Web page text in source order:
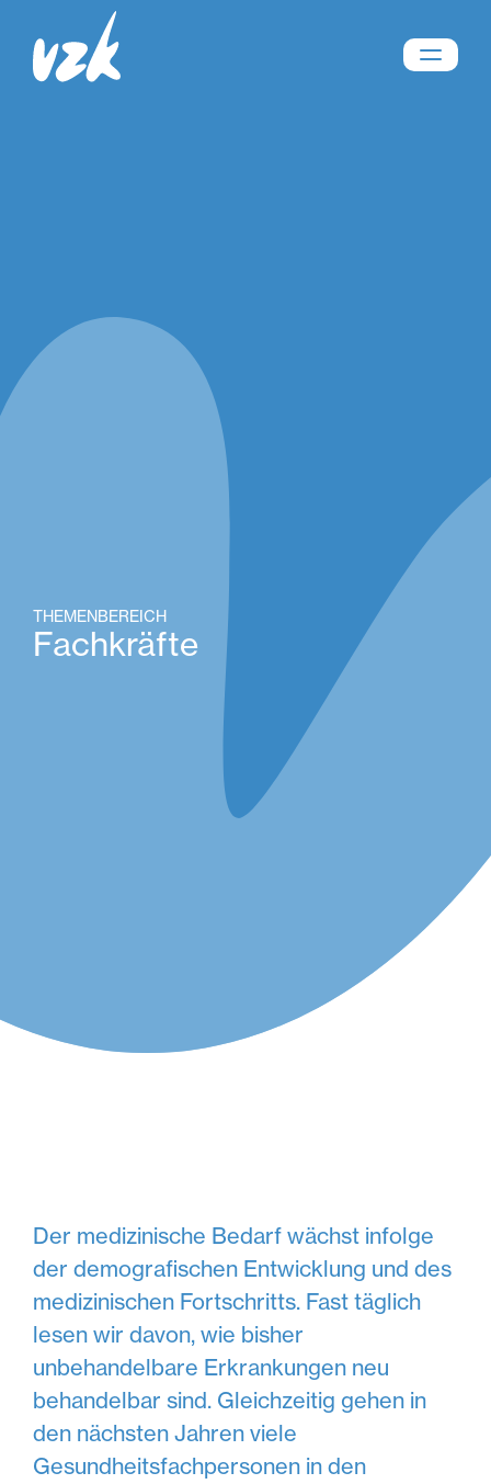
THEMENBEREICH
Fachkräfte
Der medizinische Bedarf wächst infolge
der demografischen Entwicklung und des
medizinischen Fortschritts. Fast täglich
lesen wir davon, wie bisher
unbehandelbare Erkrankungen neu
behandelbar sind. Gleichzeitig gehen in
den nächsten Jahren viele
Gesundheitsfachpersonen in den